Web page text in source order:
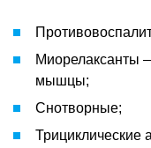
Миорелаксанты
мышцы;
Снотворные;
Трициклические